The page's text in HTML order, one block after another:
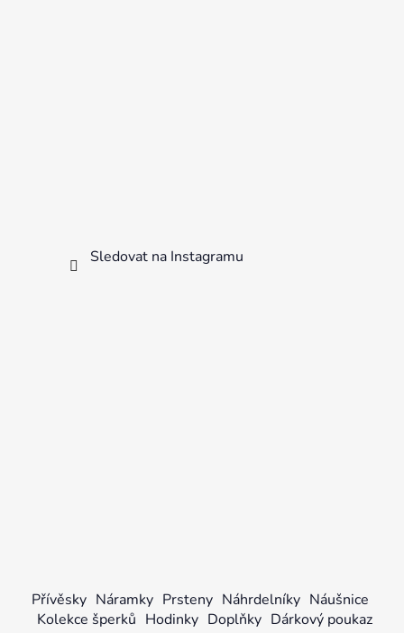
Sledovat na Instagramu
Přívěsky Náramky Prsteny Náhrdelníky Náušnice
Kolekce šperků Hodinky Doplňky Dárkový poukaz